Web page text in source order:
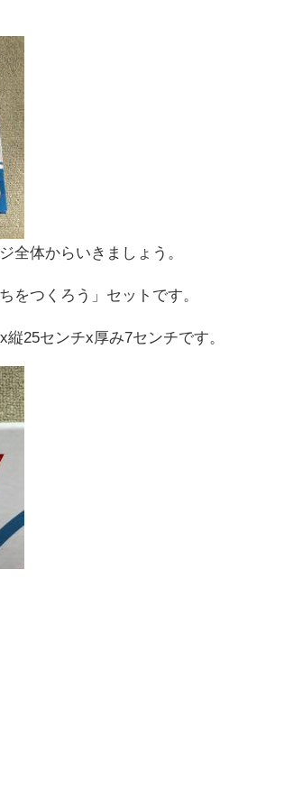
全体からいきましょう。
つくろう」セットです。
25センチx厚み7センチです。